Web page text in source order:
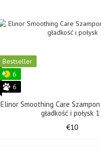
Bestseller
6
6
Elinor Smoothing Care
gładkość i połysk
€10